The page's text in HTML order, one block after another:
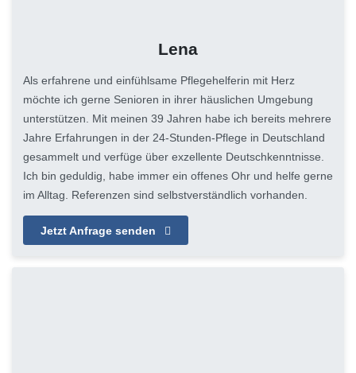
Lena
Als erfahrene und einfühlsame Pflegehelferin mit Herz
möchte ich gerne Senioren in ihrer häuslichen Umgebung
unterstützen. Mit meinen 39 Jahren habe ich bereits mehrere
Jahre Erfahrungen in der 24-Stunden-Pflege in Deutschland
gesammelt und verfüge über exzellente Deutschkenntnisse.
Ich bin geduldig, habe immer ein offenes Ohr und helfe gerne
im Alltag. Referenzen sind selbstverständlich vorhanden.
Jetzt Anfrage senden